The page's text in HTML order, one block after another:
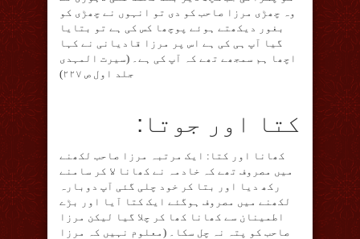
وہ چھڑی مرزا صاحب کو دی تو انہوں نے چھڑی کو
بغور دیکھتے ہوئے پوچھا کس کی ہے تو بتایا
گیا آپ ہی کی ہے اس پر مرزا قادیانی نے کہا
اچھا ہم سمجھے تھے کہ آپ کی ہے۔ (سیرت المہدی
جلد اول ص ۲۲۷)
کتا اور جوتا:
کھانا اور کتا: ایک مرتبہ مرزا صاحب لکھنے
میں مصروف تھے کہ خادمہ نے کھانا لا کر سامنے
رکھ دیا اور بتا کر خود چلی گئی آپ دوبارہ
لکھنے میں مصروف ہوگئے ایک کتا آیا اور بڑے
اطمینان سے کھانا کھا کر چلا گیا لیکن مرزا
صاحب کو پتہ نہ چل سکا۔ (معلوم نہیں کہ مرزا